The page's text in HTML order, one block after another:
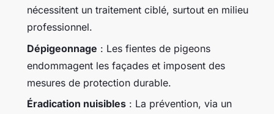
nécessitent un traitement ciblé, surtout en milieu
professionnel.
Dépigeonnage : Les fientes de pigeons
endommagent les façades et imposent des
mesures de protection durable.
Éradication nuisibles : La prévention, via un